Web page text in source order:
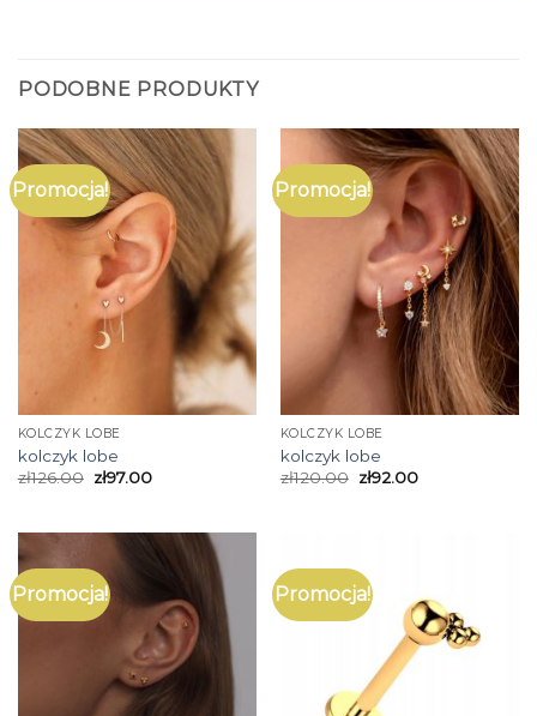
PODOBNE PRODUKTY
Promocja!
KOLCZYK LOBE
kolczyk lobe
zł126.00 zł97.00
Promocja!
KOLCZYK LOBE
kolczyk lobe
zł120.00 zł92.00
Promocja! Promocja!